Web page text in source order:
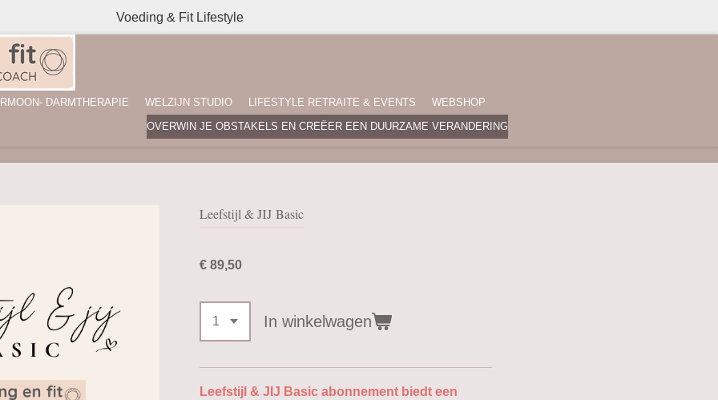
Voeding & Fit Lifestyle
DARMTHERAPIE WELZIJN STUDIO LIFESTYLE RETRAITE & EVENTS
WEBSHOP
OVERWIN JE OBSTAKELS EN CREËER EEN DUURZAME VERANDERING
Leefstijl & JIJ Basic
€ 89,50
In winkelwagen
Leefstijl & JIJ Basic abonnement biedt een